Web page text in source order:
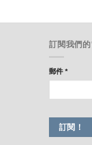
訂閱我們
郵件*